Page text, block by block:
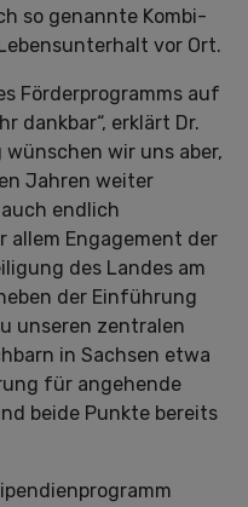
so genannte Kombi-
vor Ort.
Förderprogramms auf
dankbar“, erklärt Dr.
wir uns aber,
Jahren weiter
endlich
allem Engagement der
des Landes am
der Einführung
unseren zentralen
in Sachsen etwa
für angehende
beide Punkte bereits